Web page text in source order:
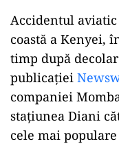
Accidentul
coastă a Kenyei,
timp după
publicației
companiei
stațiunea Diani
cele mai